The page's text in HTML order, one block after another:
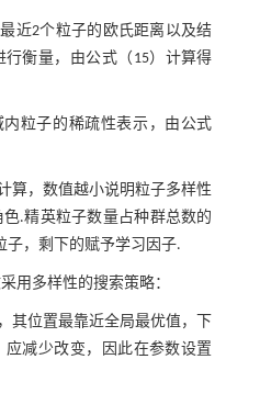
近2个粒子的欧氏距离以及结
行衡量，由 公式（15） 计算得
粒子的稀疏性表示，由 公式
算，数值越小说明粒子多样性
.精英粒子数量占种群总数的
子，剩下的赋予学习因子.
用多样性的搜索策略：
其位置最靠近全局最优值，下
减少改变，因此在参数设置